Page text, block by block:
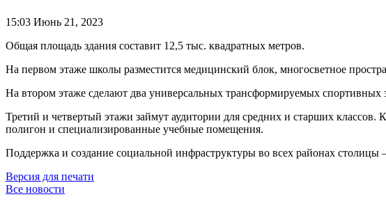
15:03 Июнь 21, 2023
Общая площадь здания составит 12,5 тыс. квадратных метров.
На первом этаже школы разместится медицинский блок, многосветное
На втором этаже сделают два универсальных трансформируемых спортивных
Третий и четвертый этажи займут аудитории для средних и старших
полигон и специализированные учебные помещения.
Поддержка и создание социальной инфраструктуры во всех районах
Версия для печати
Все новости